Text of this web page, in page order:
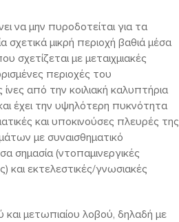
να μην πυροδοτείται για τα
σχετικά μικρή περιοχή βαθιά μέσα
με μεταιχμιακές
περιοχές του
από την κοιλιακή καλυπτήρια
έχει την υψηλότερη πυκνότητα
και υποκινούσες πλευρές της
με συναισθηματικό
σημασία (ντοπαμινεργικές
και εκτελεστικές/γνωσιακές
μετωπιαίου λοβού, δηλαδή με